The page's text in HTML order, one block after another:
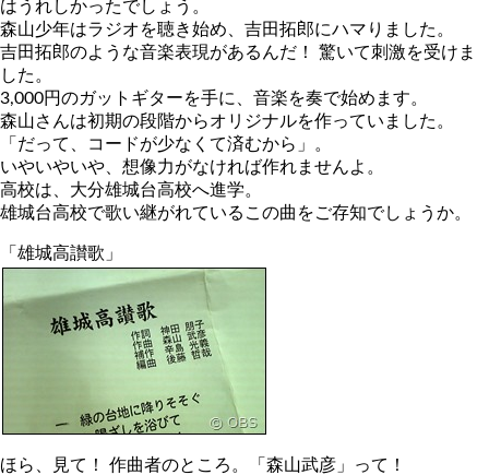
はうれしかったでしょう。
森山少年はラジオを聴き始め、吉田拓郎にハマりました。
吉田拓郎のような音楽表現があるんだ！ 驚いて刺激を受けま
した。
3,000円のガットギターを手に、音楽を奏で始めます。
森山さんは初期の段階からオリジナルを作っていました。
「だって、コードが少なくて済むから」。
いやいやいや、想像力がなければ作れませんよ。
高校は、大分雄城台高校へ進学。
雄城台高校で歌い継がれているこの曲をご存知でしょうか。
「雄城高讃歌」
ほら、見て！ 作曲者のところ。「森山武彦」って！